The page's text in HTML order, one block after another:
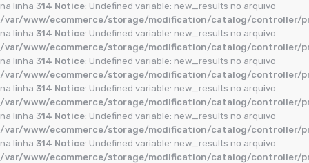
na linha 314 Notice: Undefined variable: new_results no arquivo
/var/www/ecommerce/storage/modification/catalog/controller/
na linha 314 Notice: Undefined variable: new_results no arquivo
/var/www/ecommerce/storage/modification/catalog/controller/
na linha 314 Notice: Undefined variable: new_results no arquivo
/var/www/ecommerce/storage/modification/catalog/controller/
na linha 314 Notice: Undefined variable: new_results no arquivo
/var/www/ecommerce/storage/modification/catalog/controller/
na linha 314 Notice: Undefined variable: new_results no arquivo
/var/www/ecommerce/storage/modification/catalog/controller/
na linha 314 Notice: Undefined variable: new_results no arquivo
/var/www/ecommerce/storage/modification/catalog/controller/